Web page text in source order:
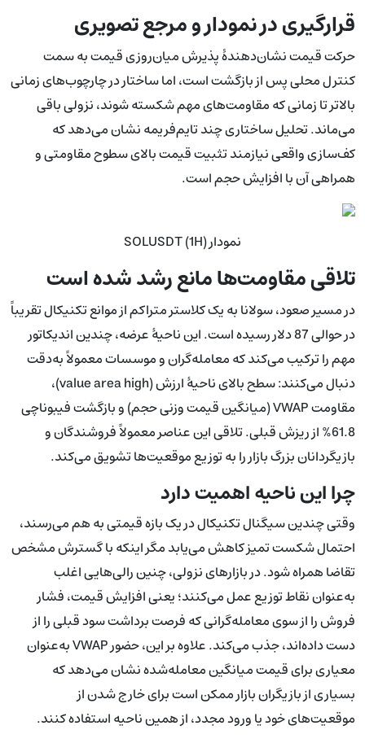
قرارگیری در نمودار و مرجع تصویری
حرکت قیمت نشان‌دهندهٔ پذیرش میان‌روزی قیمت به سمت
کنترل محلی پس از بازگشت است، اما ساختار در چارچوب‌های زمانی
بالاتر تا زمانی که مقاومت‌های مهم شکسته شوند، نزولی باقی
می‌ماند. تحلیل ساختاری چند تایم‌فریمه نشان می‌دهد که
کف‌سازی واقعی نیازمند تثبیت قیمت بالای سطوح مقاومتی و
همراهی آن با افزایش حجم است.
نمودار SOLUSDT (1H)
تلاقی مقاومت‌ها مانع رشد شده است
در مسیر صعود، سولانا به یک کلاستر متراکم از موانع تکنیکال تقریباً
در حوالی 87 دلار رسیده است. این ناحیهٔ عرضه، چندین اندیکاتور
مهم را ترکیب می‌کند که معامله‌گران و موسسات معمولاً به‌دقت
دنبال می‌کنند: سطح بالای ناحیهٔ ارزش (value area high)،
مقاومت VWAP (میانگین قیمت وزنی حجم) و بازگشت فیبوناچی
61.8% از ریزش قبلی. تلاقی این عناصر معمولاً فروشندگان و
بازیگردانان بزرگ بازار را به توزیع موقعیت‌ها تشویق می‌کند.
چرا این ناحیه اهمیت دارد
وقتی چندین سیگنال تکنیکال در یک بازه قیمتی به هم می‌رسند،
احتمال شکست تمیز کاهش می‌یابد مگر اینکه با گسترش مشخص
تقاضا همراه شود. در بازارهای نزولی، چنین رالی‌هایی اغلب
به‌عنوان نقاط توزیع عمل می‌کنند؛ یعنی افزایش قیمت، فشار
فروش را از سوی معامله‌گرانی که فرصت برداشت سود قبلی را از
دست داده‌اند، جذب می‌کند. علاوه بر این، حضور VWAP به‌عنوان
معیاری برای قیمت میانگین معامله‌شده نشان می‌دهد که
بسیاری از بازیگران بازار ممکن است برای خارج شدن از
موقعیت‌های خود یا ورود مجدد، از همین ناحیه استفاده کنند.